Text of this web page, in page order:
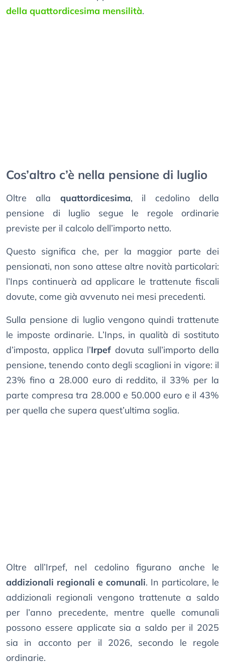
della quattordicesima mensilità.
Cos’altro c’è nella pensione di luglio
Oltre alla quattordicesima, il cedolino della
pensione di luglio segue le regole ordinarie
previste per il calcolo dell’importo netto.
Questo significa che, per la maggior parte dei
pensionati, non sono attese altre novità particolari:
l’Inps continuerà ad applicare le trattenute fiscali
dovute, come già avvenuto nei mesi precedenti.
Sulla pensione di luglio vengono quindi trattenute
le imposte ordinarie. L’Inps, in qualità di sostituto
d’imposta, applica l’Irpef dovuta sull’importo della
pensione, tenendo conto degli scaglioni in vigore: il
23% fino a 28.000 euro di reddito, il 33% per la
parte compresa tra 28.000 e 50.000 euro e il 43%
per quella che supera quest’ultima soglia.
Oltre all’Irpef, nel cedolino figurano anche le
addizionali regionali e comunali. In particolare, le
addizionali regionali vengono trattenute a saldo
per l’anno precedente, mentre quelle comunali
possono essere applicate sia a saldo per il 2025
sia in acconto per il 2026, secondo le regole
ordinarie.